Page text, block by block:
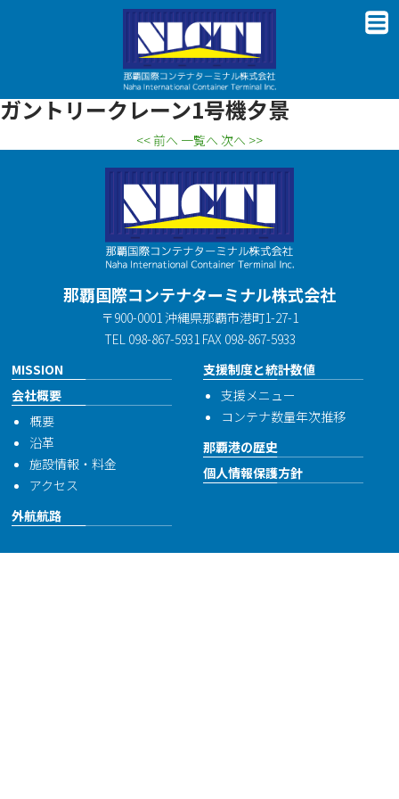
ガントリークレーン1号機夕景
<< 前へ 一覧へ 次へ >>
那覇国際コンテナターミナル株式会社
〒900-0001 沖縄県那覇市港町1-27-1
TEL 098-867-5931 FAX 098-867-5933
MISSION
会社概要
概要
沿革
施設情報・料金
アクセス
外航航路
支援制度と統計数値
支援メニュー
コンテナ数量年次推移
那覇港の歴史
個人情報保護方針